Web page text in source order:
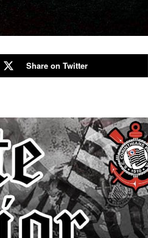
Share on Twitter